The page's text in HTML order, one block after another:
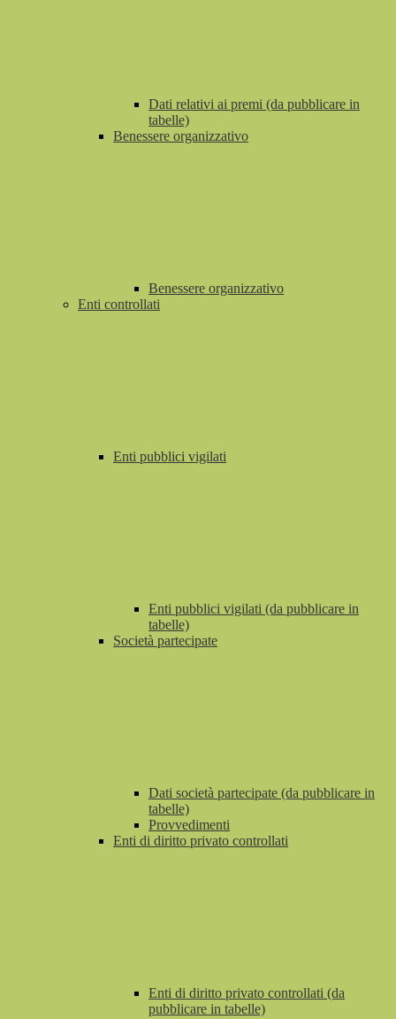
Dati relativi ai premi (da pubblicare in
tabelle)
Benessere organizzativo
Benessere organizzativo
Enti controllati
Enti pubblici vigilati
Enti pubblici vigilati (da pubblicare in
tabelle)
Società partecipate
Dati società partecipate (da pubblicare in
tabelle)
Provvedimenti
Enti di diritto privato controllati
Enti di diritto privato controllati (da
pubblicare in tabelle)